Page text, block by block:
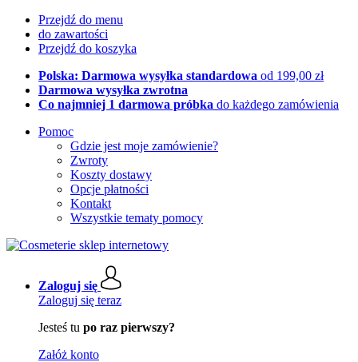
Przejdź do menu
do zawartości
Przejdź do koszyka
Polska: Darmowa wysyłka standardowa od 199,00 zł
Darmowa wysyłka zwrotna
Co najmniej 1 darmowa próbka do każdego zamówienia
Pomoc
Gdzie jest moje zamówienie?
Zwroty
Koszty dostawy
Opcje płatności
Kontakt
Wszystkie tematy pomocy
Zaloguj się
Zaloguj się teraz
Jesteś tu po raz pierwszy?
Załóż konto